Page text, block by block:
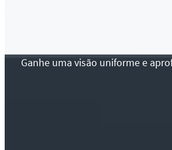
Ganhe uma visão uniforme e